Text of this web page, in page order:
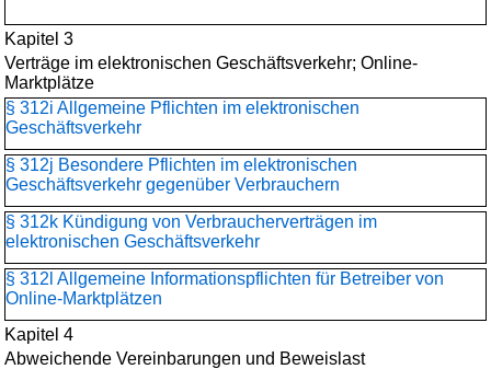
Kapitel 3
Verträge im elektronischen Geschäftsverkehr; Online-
Marktplätze
§ 312i Allgemeine Pflichten im elektronischen
Geschäftsverkehr
§ 312j Besondere Pflichten im elektronischen
Geschäftsverkehr gegenüber Verbrauchern
§ 312k Kündigung von Verbraucherverträgen im
elektronischen Geschäftsverkehr
§ 312l Allgemeine Informationspflichten für Betreiber von
Online-Marktplätzen
Kapitel 4
Abweichende Vereinbarungen und Beweislast